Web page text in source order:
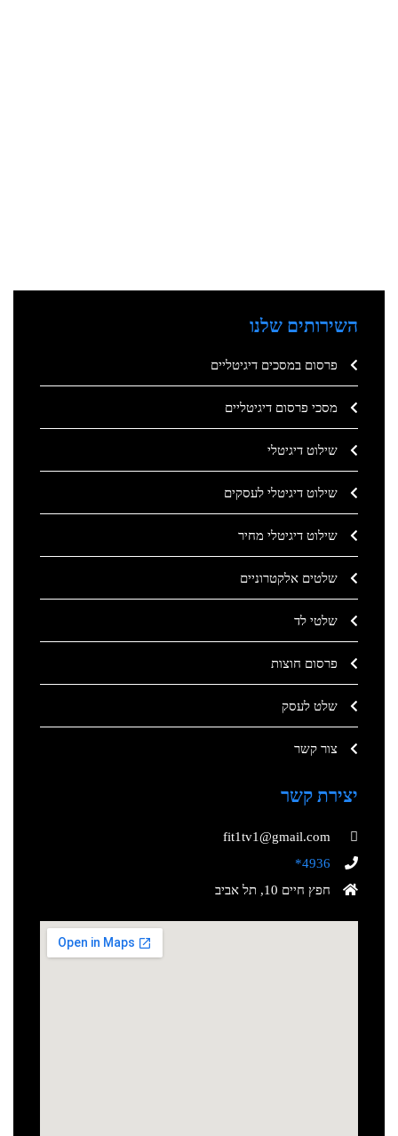
השירותים שלנו
פרסום במסכים דיגיטליים
מסכי פרסום דיגיטליים
שילוט דיגיטלי
שילוט דיגיטלי לעסקים
שילוט דיגיטלי מחיר
שלטים אלקטרוניים
שלטי לד
פרסום חוצות
שלט לעסק
צור קשר
יצירת קשר
fit1tv1@gmail.com
4936*
חפץ חיים 10, תל אביב